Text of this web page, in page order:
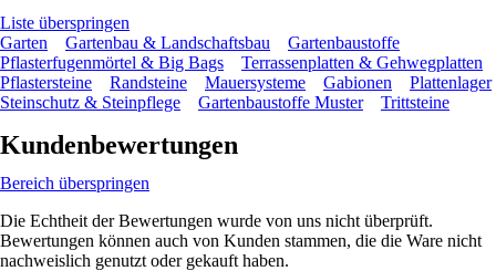
Liste überspringen
Garten
Gartenbau & Landschaftsbau
Gartenbaustoffe
Pflasterfugenmörtel & Big Bags
Terrassenplatten & Gehwegplatten
Pflastersteine
Randsteine Mauersysteme Gabionen
Plattenlager
Steinschutz & Steinpflege
Gartenbaustoffe Muster Trittsteine
Kundenbewertungen
Bereich überspringen
Die Echtheit der Bewertungen wurde von uns nicht überprüft.
Bewertungen können auch von Kunden stammen, die die Ware nicht
nachweislich genutzt oder gekauft haben.